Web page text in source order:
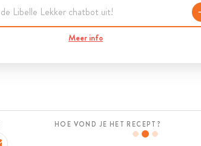
Meer info
HOE VOND JE HET RECEPT?